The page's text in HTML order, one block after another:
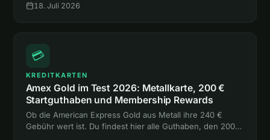
eine einzige Hotelnacht.
18. Juli 2026
💳
KREDITKARTEN
Amex Gold im Test 2026: Metallkarte, 200 €
Startguthaben und Membership Rewards
Ob die American Express Gold aus Metall ihre 240 €
Gebühr wert ist. Du findest hier alle Guthaben, den 200-